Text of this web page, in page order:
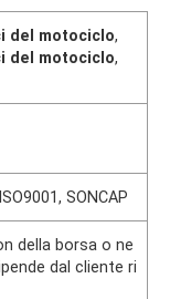
del motociclo,
del motociclo,
SONCAP
della borsa o ne
dal cliente ri